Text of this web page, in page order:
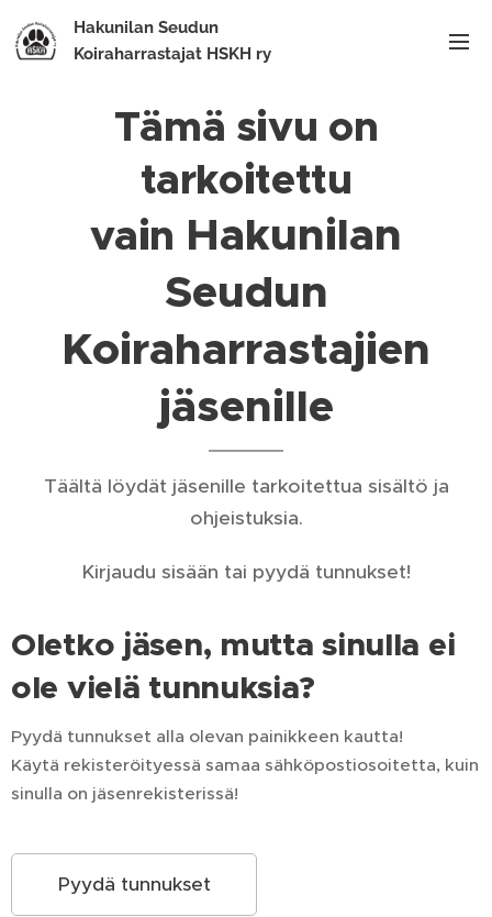
Hakunilan Seudun
Koiraharrastajat HSKH ry
Tämä sivu on
tarkoitettu
vain Hakunilan
Seudun
Koiraharrastajien
jäsenille
Täältä löydät jäsenille tarkoitettua sisältö ja
ohjeistuksia.
Kirjaudu sisään tai pyydä tunnukset!
Oletko jäsen, mutta sinulla ei
ole vielä tunnuksia?
Pyydä tunnukset alla olevan painikkeen kautta!
Käytä rekisteröityessä samaa sähköpostiosoitetta, kuin
sinulla on jäsenrekisterissä!
Pyydä tunnukset